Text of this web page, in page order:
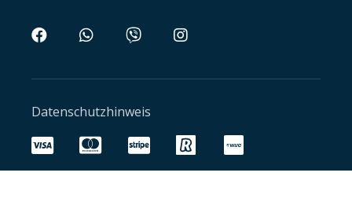
Datenschutzhinweis